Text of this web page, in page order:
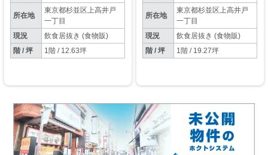
い。
所在地
東京都杉並区上高井戸
一丁目
現況
飲食居抜き (食物販)
階 / 坪
1階 / 12.63坪
所在地
東京都杉並区上高井戸
一丁目
現況
飲食居抜き (食物販)
階 / 坪
1階 / 19.27坪